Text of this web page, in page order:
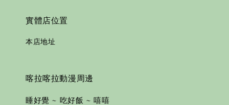
實體店位置
本店地址
喀拉喀拉動漫周邊
睡好覺 ~ 吃好飯 ~ 嘻嘻